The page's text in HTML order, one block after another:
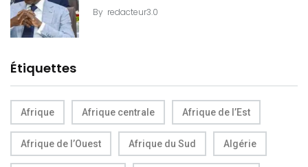
By redacteur3.0
Étiquettes
Afrique Afrique centrale Afrique de l’Est
Afrique de l’Ouest Afrique du Sud Algérie